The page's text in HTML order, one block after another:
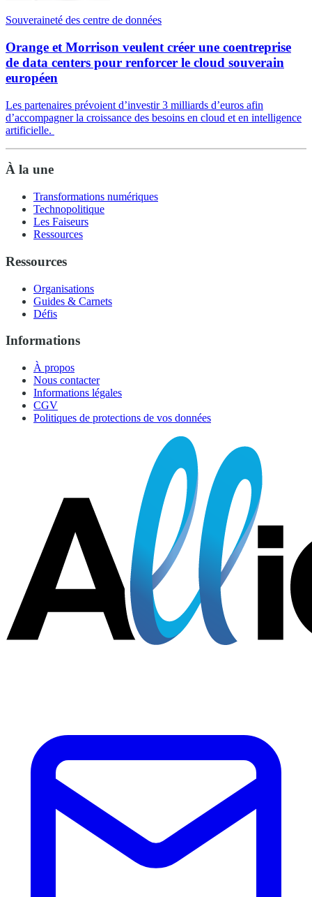
Souveraineté des centre de données
Orange et Morrison veulent créer une coentreprise
de data centers pour renforcer le cloud souverain
européen
Les partenaires prévoient d’investir 3 milliards d’euros afin
d’accompagner la croissance des besoins en cloud et en intelligence
artificielle.
À la une
Transformations numériques
Technopolitique
Les Faiseurs
Ressources
Ressources
Organisations
Guides & Carnets
Défis
Informations
À propos
Nous contacter
Informations légales
CGV
Politiques de protections de vos données